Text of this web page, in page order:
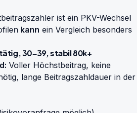
ist ein PKV-Wechsel
kann ein Vergleich besonders
30–39, stabil 80k+
Voller Höchstbeitrag, keine
lange Beitragszahldauer in der